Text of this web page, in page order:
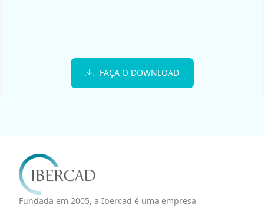
FAÇA O DOWNLOAD
Fundada em 2005, a Ibercad é uma empresa